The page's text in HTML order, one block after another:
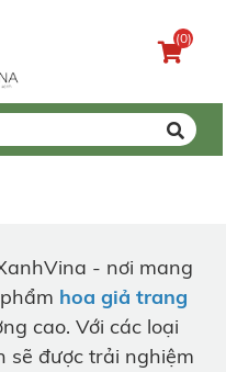
(0)
- nơi mang
hoa giả trang
cao. Với các loại
sẽ được trải nghiệm